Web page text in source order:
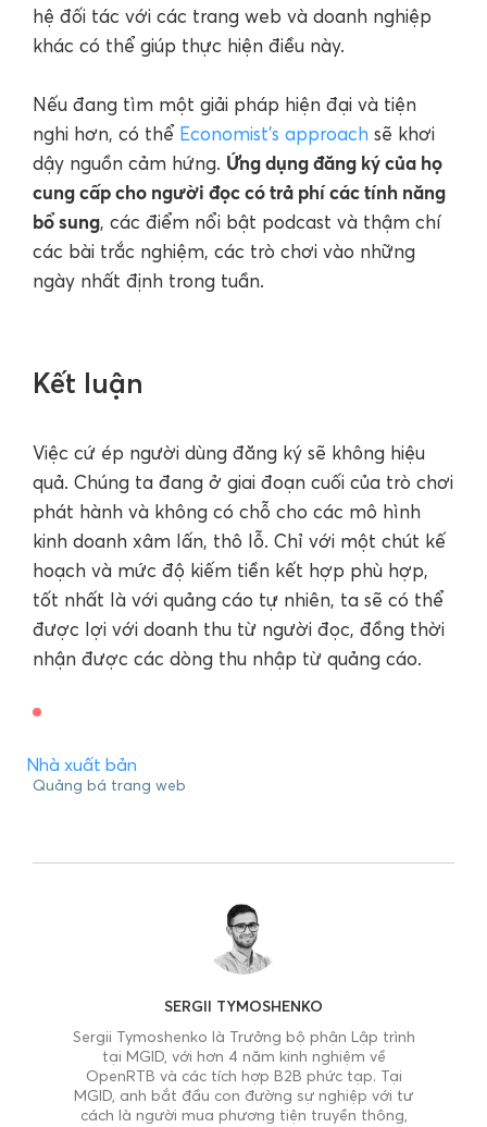
hệ đối tác với các trang web và doanh nghiệp
khác có thể giúp thực hiện điều này.
Nếu đang tìm một giải pháp hiện đại và tiện
nghi hơn, có thể Economist’s approach sẽ khơi
dậy nguồn cảm hứng. Ứng dụng đăng ký của họ
cung cấp cho người đọc có trả phí các tính năng
bổ sung, các điểm nổi bật podcast và thậm chí
các bài trắc nghiệm, các trò chơi vào những
ngày nhất định trong tuần.
Kết luận
Việc cứ ép người dùng đăng ký sẽ không hiệu
quả. Chúng ta đang ở giai đoạn cuối của trò chơi
phát hành và không có chỗ cho các mô hình
kinh doanh xâm lấn, thô lỗ. Chỉ với một chút kế
hoạch và mức độ kiếm tiền kết hợp phù hợp,
tốt nhất là với quảng cáo tự nhiên, ta sẽ có thể
được lợi với doanh thu từ người đọc, đồng thời
nhận được các dòng thu nhập từ quảng cáo.
Nhà xuất bản
Quảng bá trang web
SERGII TYMOSHENKO
Sergii Tymoshenko là Trưởng bộ phận Lập trình
tại MGID, với hơn 4 năm kinh nghiệm về
OpenRTB và các tích hợp B2B phức tạp. Tại
MGID, anh bắt đầu con đường sự nghiệp với tư
cách là người mua phương tiện truyền thông,